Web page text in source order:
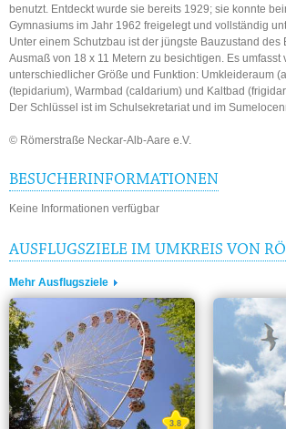
benutzt. Entdeckt wurde sie bereits 1929; sie konnte
Gymnasiums im Jahr 1962 freigelegt und vollständig
Unter einem Schutzbau ist der jüngste Bauzustand des
Ausmaß von 18 x 11 Metern zu besichtigen. Es umfasst
unterschiedlicher Größe und Funktion: Umkleideraum
(tepidarium), Warmbad (caldarium) und Kaltbad
Der Schlüssel ist im Schulsekretariat und im
© Römerstraße Neckar-Alb-Aare e.V.
BESUCHERINFORMATIONEN
Keine Informationen verfügbar
AUSFLUGSZIELE IM UMKREIS VON
Mehr Ausflugsziele
3.8